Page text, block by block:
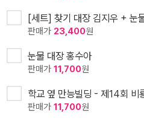
[세트] 찾기 대장 김지우 + 눈
판매가 23,400원
눈물 대장 홍수아
판매가 11,700원
학교 옆 만능빌딩 - 제14회 비
판매가 11,700원